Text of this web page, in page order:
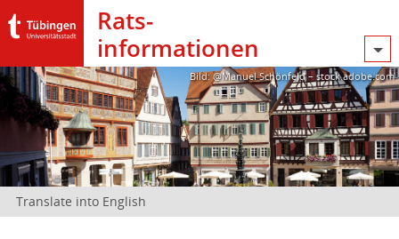
Rats­
informationen
Bild: @Manuel Schönfeld – stock.adobe.com
Translate into English